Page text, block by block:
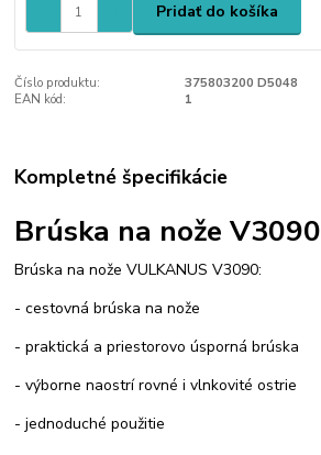
Pridať do košíka
Číslo produktu:
375803200 D5048
EAN kód:
1
Kompletné špecifikácie
Brúska na nože V3090
Brúska na nože VULKANUS V3090:
- cestovná brúska na nože
- praktická a priestorovo úsporná brúska
- výborne naostrí rovné i vlnkovité ostrie
- jednoduché použitie